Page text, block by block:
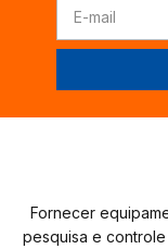
Fornecer
pesquisa e